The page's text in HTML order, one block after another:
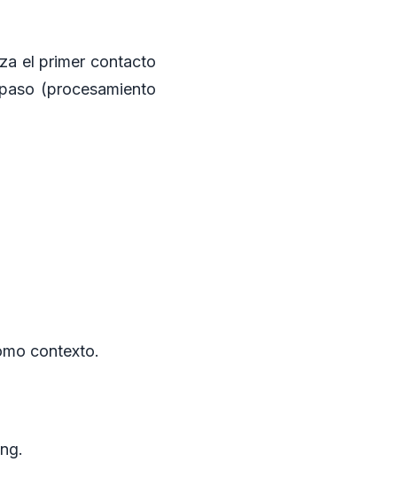
el primer contacto
(procesamiento
contexto.